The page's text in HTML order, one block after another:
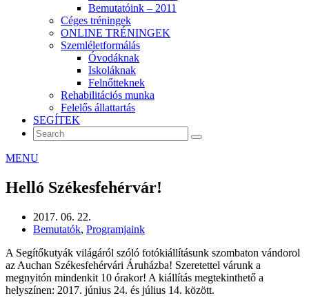
Bemutatóink – 2011
Céges tréningek
ONLINE TRÉNINGEK
Szemléletformálás
Óvodáknak
Iskoláknak
Felnőtteknek
Rehabilitációs munka
Felelős állattartás
SEGÍTEK
MENU
Helló Székesfehérvár!
2017. 06. 22.
Bemutatók, Programjaink
A Segítőkutyák világáról szóló fotókiállításunk szombaton vándorol
az Auchan Székesfehérvári Áruházba! Szeretettel várunk a
megnyitón mindenkit 10 órakor! A kiállítás megtekinthető a
helyszínen: 2017. június 24. és július 14. között.